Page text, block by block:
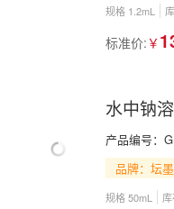
规格 1.2mL
标准价: ￥
水中钠
产品编号：
品牌：坛
规格 50mL